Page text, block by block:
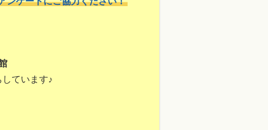
ています♪